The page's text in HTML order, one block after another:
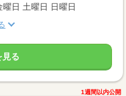
日 土曜日 日曜日
見る
1週間以内公開